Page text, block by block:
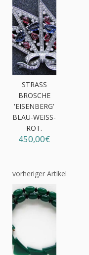
STRASS
BROSCHE
'EISENBERG'
BLAU-WEISS-R
OT.
450,00€
vorheriger Artikel